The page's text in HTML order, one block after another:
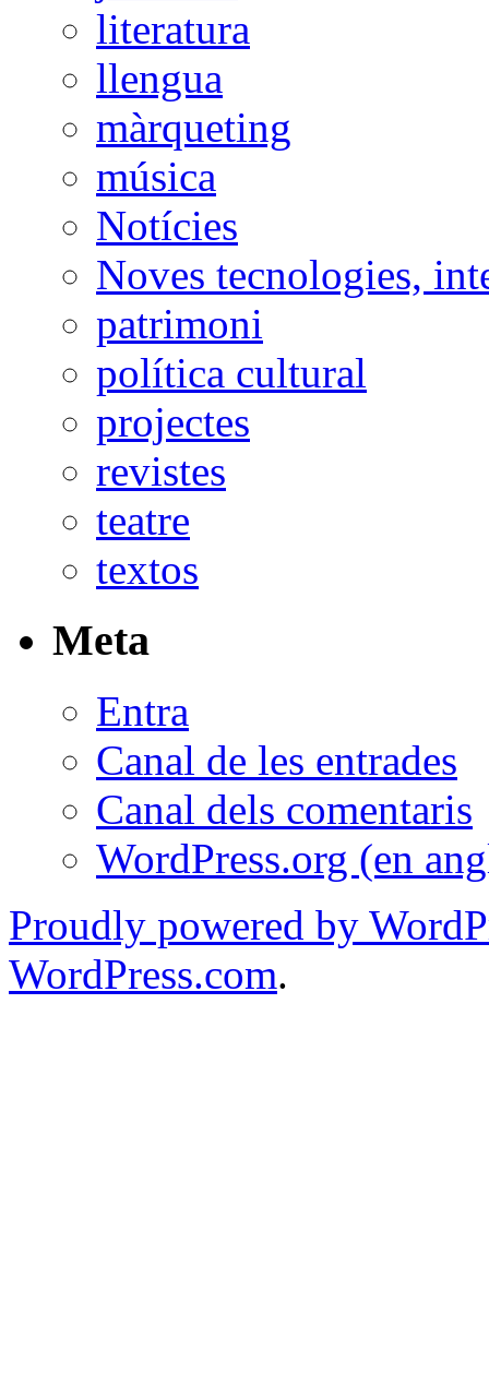
literatura
llengua
màrqueting
música
Notícies
Noves tecnologies,
patrimoni
política cultural
projectes
revistes
teatre
textos
Meta
Entra
Canal de les entrades
Canal dels comentaris
WordPress.org (en
Proudly powered by
WordPress.com.